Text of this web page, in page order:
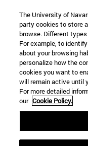
Información
TFNO +34 943 21 98
¿QUÉ GRADO TE
¿QUÉ MÁSTER TE
© Universidad de
Información
Accesibilidad
Configuración
Localizador de campus
The University of
party cookies to store
browse. Different
For example, to
about your browsing
personalize how the
cookies you want to
will remain active until
For more detailed
our Cookie Policy.